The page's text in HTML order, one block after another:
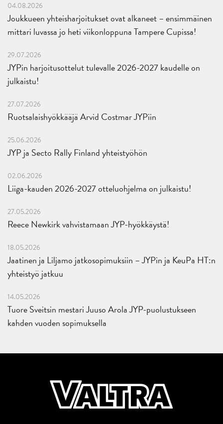
04.08.2026
Joukkueen yhteisharjoitukset ovat alkaneet – ensimmäinen
mittari luvassa jo heti viikonloppuna Tampere Cupissa!
29.07.2026
JYPin harjoitusottelut tulevalle 2026-2027 kaudelle on
julkaistu!
27.07.2026
Ruotsalaishyökkääjä Arvid Costmar JYPiin
25.06.2026
JYP ja Secto Rally Finland yhteistyöhön
02.06.2026
Liiga-kauden 2026-2027 otteluohjelma on julkaistu!
27.05.2026
Reece Newkirk vahvistamaan JYP-hyökkäystä!
18.05.2026
Jaatinen ja Liljamo jatkosopimuksiin – JYPin ja KeuPa HT:n
yhteistyö jatkuu
14.05.2026
Tuore Sveitsin mestari Juuso Arola JYP-puolustukseen
kahden vuoden sopimuksella